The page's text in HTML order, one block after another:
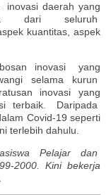
daerah yang
dari seluruh
kuantitas, aspek
inovasi yang
selama kurun
inovasi yang
terbaik. Daripada
Covid-19 seperti
terlebih dahulu.
Pelajar dan
2000. Kini bekerja